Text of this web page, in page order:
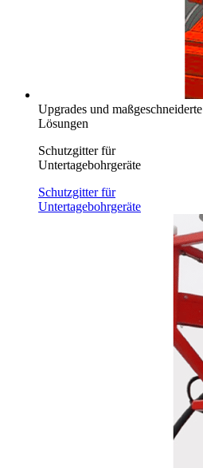
Upgrades und maßgeschneiderte
Lösungen
Schutzgitter für
Untertagebohrgeräte
Schutzgitter für
Untertagebohrgeräte